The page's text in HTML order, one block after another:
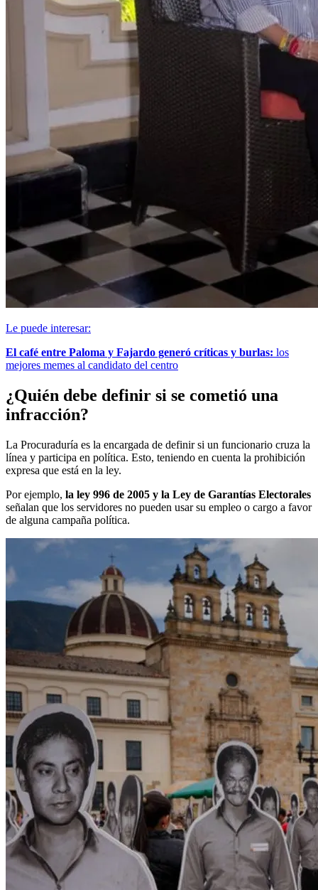
Le puede interesar:
El café entre Paloma y Fajardo generó críticas y burlas: los
mejores memes al candidato del centro
¿Quién debe definir si se cometió una
infracción?
La Procuraduría es la encargada de definir si un funcionario cruza la
línea y participa en política. Esto, teniendo en cuenta la prohibición
expresa que está en la ley.
Por ejemplo, la ley 996 de 2005 y la Ley de Garantías Electorales
señalan que los servidores no pueden usar su empleo o cargo a favor
de alguna campaña política.